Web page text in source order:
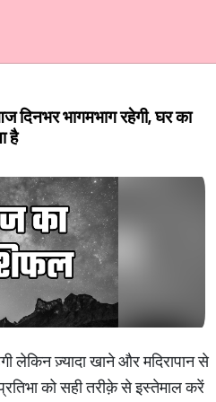
दिनभर भागमभाग रहेगी, घर का
है
लेकिन ज़्यादा खाने और मदिरापान से
को सही तरीक़े से इस्तेमाल करें